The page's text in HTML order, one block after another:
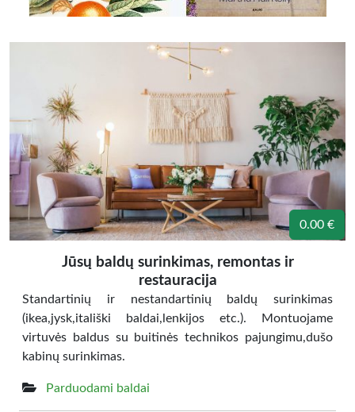
0.00 €
Jūsų baldų surinkimas, remontas ir
restauracija
Standartinių ir nestandartinių baldų surinkimas
(ikea,jysk,itališki baldai,lenkijos etc.). Montuojame
virtuvės baldus su buitinės technikos pajungimu,dušo
kabinų surinkimas.
Parduodami baldai